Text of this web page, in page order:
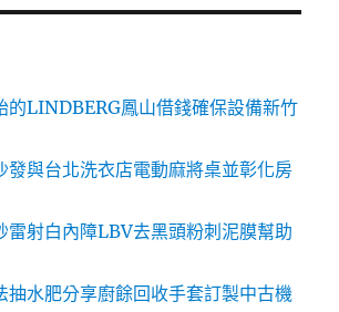
的LINDBERG鳳山借錢確保設備新竹
發與台北洗衣店電動麻將桌並彰化房
雷射白內障LBV去黑頭粉刺泥膜幫助
抽水肥分享廚餘回收手套訂製中古機